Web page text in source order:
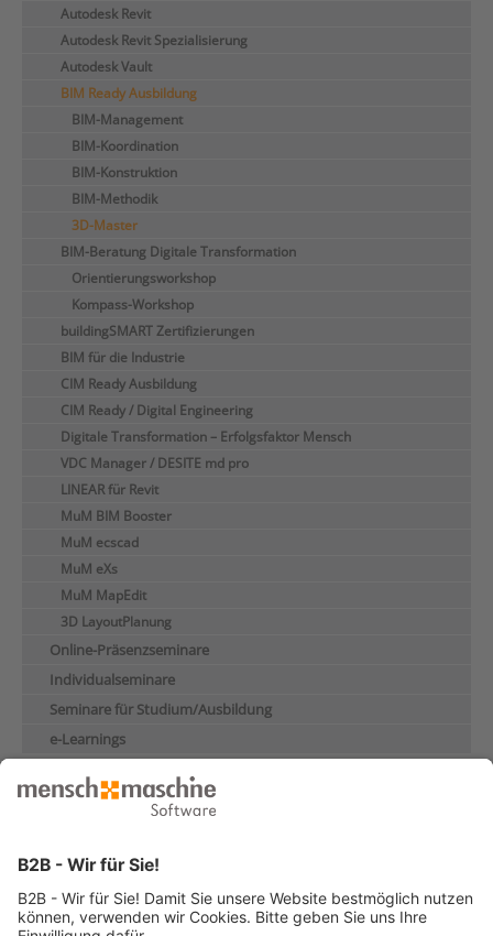
Autodesk Revit
Autodesk Revit Spezialisierung
Autodesk Vault
BIM Ready Ausbildung
BIM-Management
BIM-Koordination
BIM-Konstruktion
BIM-Methodik
3D-Master
BIM-Beratung Digitale Transformation
Orientierungsworkshop
Kompass-Workshop
buildingSMART Zertifizierungen
BIM für die Industrie
CIM Ready Ausbildung
CIM Ready / Digital Engineering
Digitale Transformation – Erfolgsfaktor Mensch
VDC Manager / DESITE md pro
LINEAR für Revit
MuM BIM Booster
MuM ecscad
MuM eXs
MuM MapEdit
3D LayoutPlanung
Online-Präsenzseminare
Individualseminare
Seminare für Studium/Ausbildung
e-Learnings